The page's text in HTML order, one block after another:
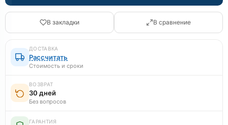
В закладки В сравнение
ДОСТАВКА
Рассчитать
Стоимость и сроки
ВОЗВРАТ
30 дней
Без вопросов
ГАРАНТИЯ